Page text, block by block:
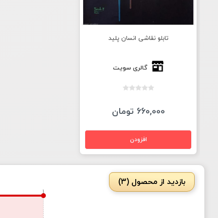
تابلو نقاشی انسان پلید
گالری سویت
660,000 تومان
بازدید از محصول (3)
1